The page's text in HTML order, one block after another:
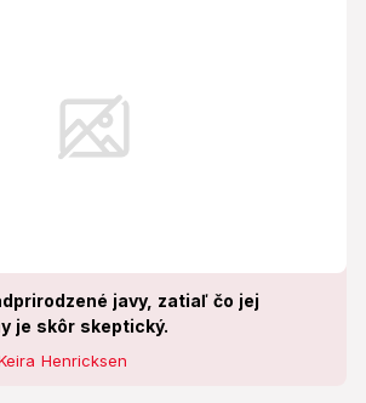
javy, zatiaľ čo jej
je skôr skeptický.
Henricksen